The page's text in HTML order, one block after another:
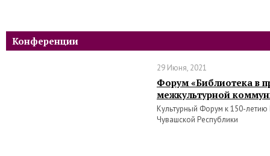
Конференции
29 Июня, 2021
Форум «Библиотека в
межкультурной
Культурный Форум к 150-
Чувашской Республики